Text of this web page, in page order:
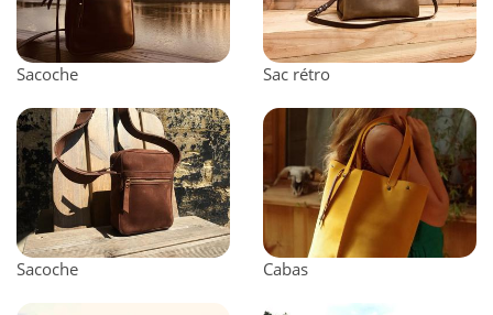
Sacoche Sac rétro
Sacoche Cabas